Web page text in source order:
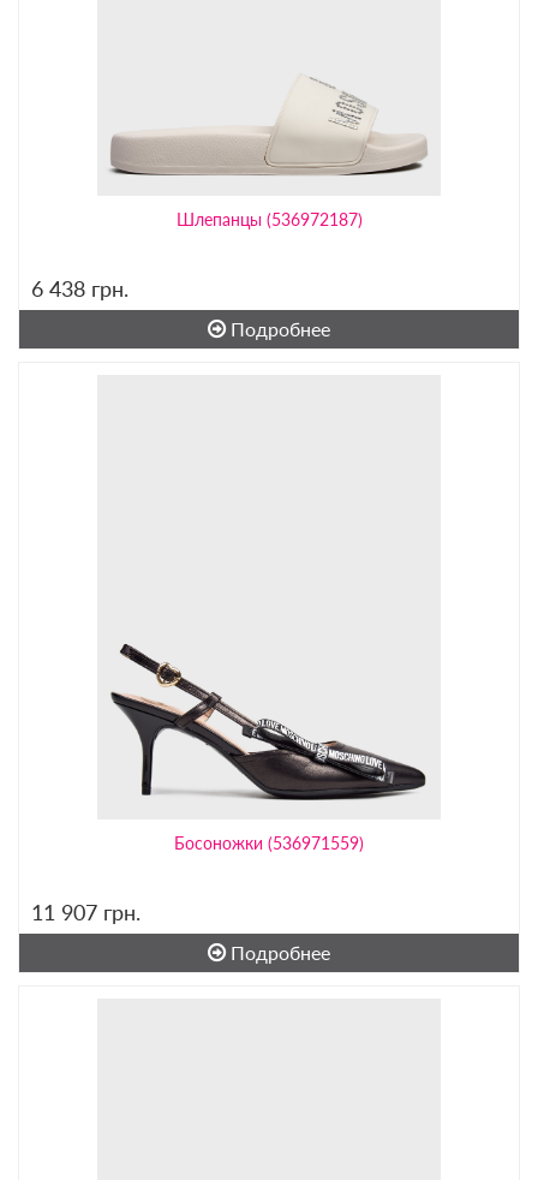
Шлепанцы (536972187)
6 438 грн.
Подробнее
Босоножки (536971559)
11 907 грн.
Подробнее